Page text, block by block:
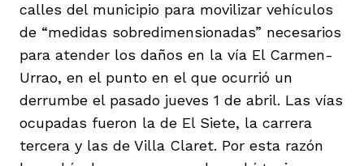
calles del municipio para movilizar vehículos
de “medidas sobredimensionadas” necesarios
para atender los daños en la vía El Carmen-
Urrao, en el punto en el que ocurrió un
derrumbe el pasado jueves 1 de abril. Las vías
ocupadas fueron la de El Siete, la carrera
tercera y las de Villa Claret. Por esta razón